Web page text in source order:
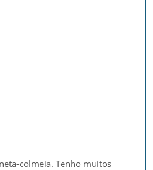
colmeia. Tenho muitos